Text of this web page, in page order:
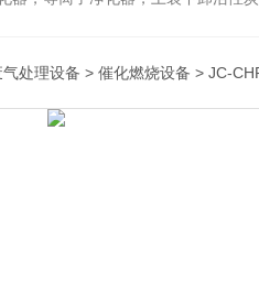
气处理设备 > 催化燃烧设备 > JC-